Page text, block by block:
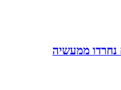
נחרדו ממעשיה